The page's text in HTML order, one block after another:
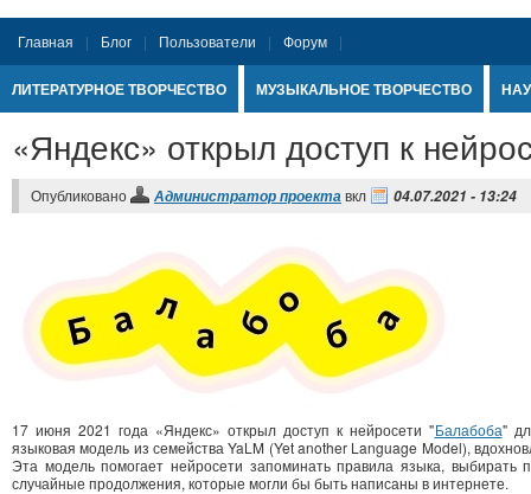
Главная Блог Пользователи Форум
ЛИТЕРАТУРНОЕ ТВОРЧЕСТВО МУЗЫКАЛЬНОЕ ТВОРЧЕСТВО
«Яндекс» открыл доступ к
Опубликовано Администратор проектавкл 04.07.2021 - 13:24
17 июня 2021 года «Яндекс» открыл доступ к нейросети "Балабоба"
языковая модель из семейства YaLM (Yet another Language Model),
Эта модель помогает нейросети запоминать правила языка,
случайные продолжения, которые могли бы быть написаны в интернете.